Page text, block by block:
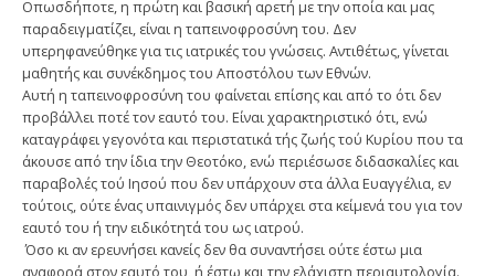
Οπωσδήποτε, η πρώτη και βασική αρετή με την οποία και μας
παραδειγματίζει, είναι η ταπεινοφροσύνη του. Δεν
υπερηφανεύθηκε για τις ιατρικές του γνώσεις. Αντιθέτως, γίνεται
μαθητής και συνέκδημος του Αποστόλου των Εθνών.
Αυτή η ταπεινοφροσύνη του φαίνεται επίσης και από το ότι δεν
προβάλλει ποτέ τον εαυτό του. Είναι χαρακτηριστικό ότι, ενώ
καταγράφει γεγονότα και περιστατικά τής ζωής τού Κυρίου που τα
άκουσε από την ίδια την Θεοτόκο, ενώ περιέσωσε διδασκαλίες και
παραβολές τού Ιησού που δεν υπάρχουν στα άλλα Ευαγγέλια, εν
τούτοις, ούτε ένας υπαινιγμός δεν υπάρχει στα κείμενά του για τον
εαυτό του ή την ειδικότητά του ως ιατρού.
Όσο κι αν ερευνήσει κανείς δεν θα συναντήσει ούτε έστω μια
αναφορά στον εαυτό του, ή έστω και την ελάχιστη περιαυτολογία.